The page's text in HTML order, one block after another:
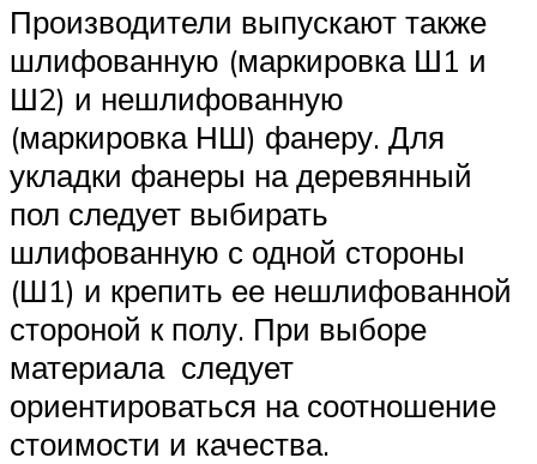
Производители выпускают также
шлифованную (маркировка Ш1 и
Ш2) и нешлифованную
(маркировка НШ) фанеру. Для
укладки фанеры на деревянный
пол следует выбирать
шлифованную с одной стороны
(Ш1) и крепить ее нешлифованной
стороной к полу. При выборе
материала следует
ориентироваться на соотношение
стоимости и качества.